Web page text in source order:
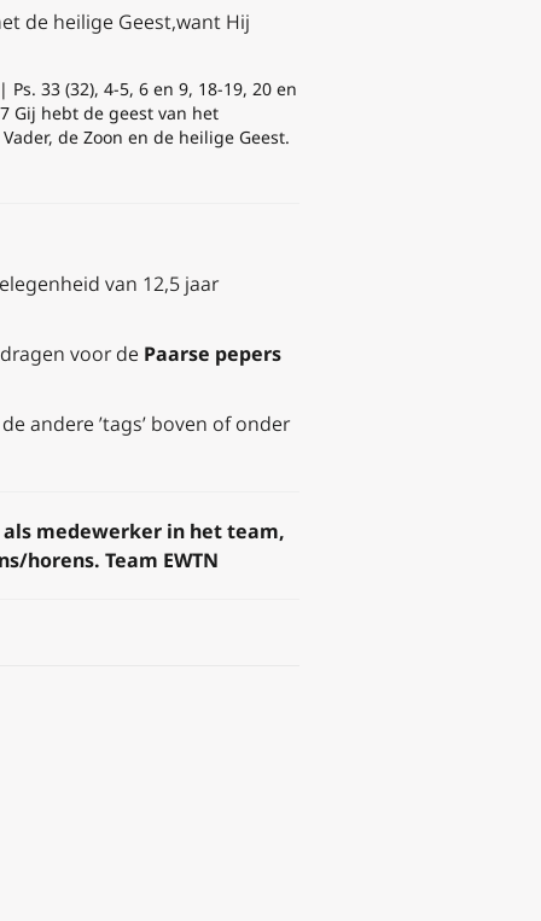
de heilige Geest,want Hij
33 (32), 4-5, 6 en 9, 18-19, 20 en
Gij hebt de geest van het
de Zoon en de heilige Geest.
van 12,5 jaar
voor de Paarse pepers
andere ’tags’ boven of onder
medewerker in het team,
horens. Team EWTN